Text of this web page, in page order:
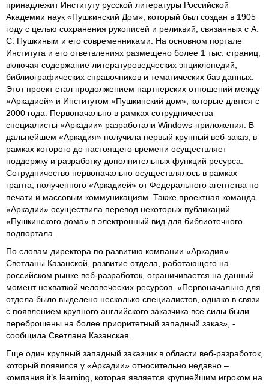
принадлежит Институту русской литературы Российской
Академии наук «Пушкинский Дом», который был создан в 1905
году с целью сохранения рукописей и реликвий, связанных с А.
С. Пушкиным и его современниками. На основном портале
Института и его ответвлениях размещено более 1 тыс. страниц,
включая содержание литературоведческих энциклопедий,
библиографических справочников и тематических баз данных.
Этот проект стал продолжением партнерских отношений между
«Аркадией» и Институтом «Пушкинский дом», которые длятся с
2000 года. Первоначально в рамках сотрудничества
специалисты «Аркадии» разработали Windows-приложения. В
дальнейшем «Аркадия» получила первый крупный веб-заказ, в
рамках которого до настоящего времени осуществляет
поддержку и разработку дополнительных функций ресурса.
Сотрудничество первоначально осуществлялось в рамках
гранта, полученного «Аркадией» от Федерального агентства по
печати и массовым коммуникациям. Также проектная команда
«Аркадии» осуществила перевод некоторых публикаций
«Пушкинского дома» в электронный вид для библиотечного
подпортала.
По словам директора по развитию компании «Аркадия»
Светланы Казанской, развитие отдела, работающего на
российском рынке веб-разработок, ограничивается на данный
момент нехваткой человеческих ресурсов. «Первоначально для
отдела было выделено несколько специалистов, однако в связи
с появлением крупного английского заказчика все силы были
переброшены на более приоритетный западный заказ», -
сообщила Светлана Казанская.
Еще один крупный западный заказчик в области веб-разработок,
который появился у «Аркадии» относительно недавно –
компания it’s learning, которая является крупнейшим игроком на